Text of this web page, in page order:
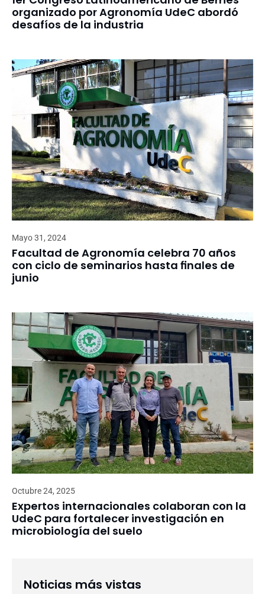
organizado por Agronomía UdeC abordó
desafíos de la industria
Mayo 31, 2024
Facultad de Agronomía celebra 70 años
con ciclo de seminarios hasta finales de
junio
Octubre 24, 2025
Expertos internacionales colaboran con la
UdeC para fortalecer investigación en
microbiología del suelo
Noticias más vistas